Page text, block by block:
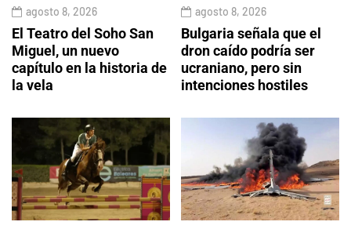
agosto 8, 2026
El Teatro del Soho San
Miguel, un nuevo
capítulo en la historia de
la vela
agosto 8, 2026
Bulgaria señala que el
dron caído podría ser
ucraniano, pero sin
intenciones hostiles